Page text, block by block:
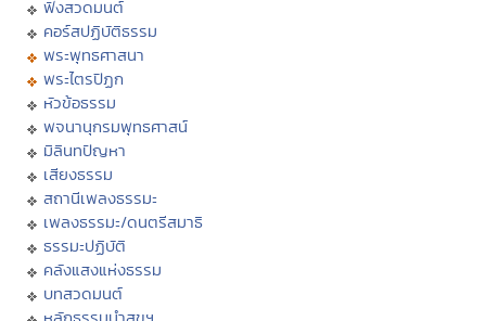
ฟังสวดมนต์
คอร์สปฏิบัติธรรม
พระพุทธศาสนา
พระไตรปิฏก
หัวข้อธรรม
พจนานุกรมพุทธศาสน์
มิลินทปัญหา
เสียงธรรม
สถานีเพลงธรรมะ
เพลงธรรมะ/ดนตรีสมาธิ
ธรรมะปฏิบัติ
คลังแสงแห่งธรรม
บทสวดมนต์